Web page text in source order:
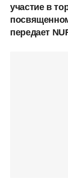
участие в
передает